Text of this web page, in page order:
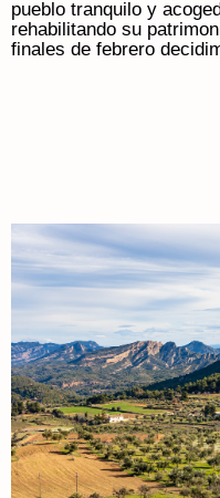
pueblo tranquilo y
rehabilitando su
finales de febrero